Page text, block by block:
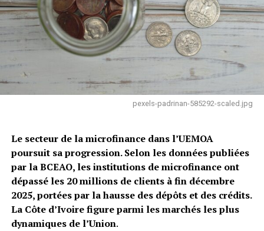
pexels-padrinan-585292-scaled.jpg
Le secteur de la microfinance dans l’UEMOA
poursuit sa progression. Selon les données publiées
par la BCEAO, les institutions de microfinance ont
dépassé les 20 millions de clients à fin décembre
2025, portées par la hausse des dépôts et des crédits.
La Côte d’Ivoire figure parmi les marchés les plus
dynamiques de l’Union.